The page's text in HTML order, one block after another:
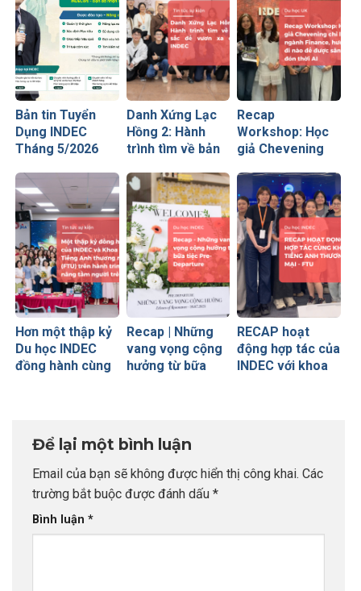
Bản tin Tuyển
Dụng INDEC
Tháng 5/2026
Danh Xứng Lạc
Hồng 2: Hành
trình tìm về bản
cùng INDEC
Recap
Workshop: Học
giả Chevening
Finance – Hướng
đi nào để được
săn đón thời AI
Hơn một thập kỷ
Du học INDEC
đồng hành cùng
Recap | Những
vang vọng cộng
hưởng từ bữa
RECAP hoạt
động hợp tác của
INDEC với khoa
Marketing
Để lại một bình luận
Email của bạn sẽ không được hiển thị công khai. Các
trường bắt buộc được đánh dấu *
Bình luận *